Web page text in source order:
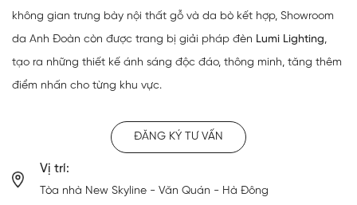
không gian trưng bày nội thất gỗ và da bò kết hợp, Showroom
da Anh Đoàn còn được trang bị giải pháp đèn Lumi Lighting,
tạo ra những thiết kế ánh sáng độc đáo, thông minh, tăng thêm
điểm nhấn cho từng khu vực.
ĐĂNG KÝ TƯ VẤN
Vị trí:
Tòa nhà New Skyline - Văn Quán - Hà Đông